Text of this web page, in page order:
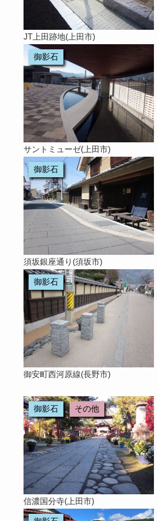
JT上田跡地(上田市)
サントミューゼ(上田市)
御影石
須坂銀座通り(須坂市)
御影石
御安町西河原線(長野市)
御影石
信濃国分寺(上田市)
御影石 その他